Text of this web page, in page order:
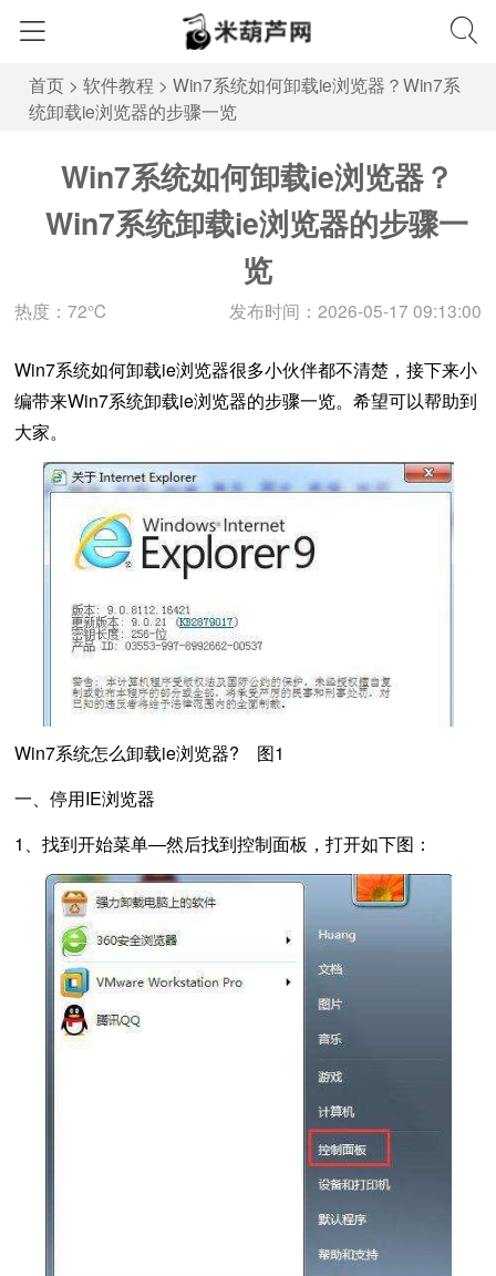
首页 > 软件教程 > Win7系统如何卸载ie浏览器？Win7系
统卸载ie浏览器的步骤一览
Win7系统如何卸载ie浏览器？
Win7系统卸载ie浏览器的步骤一
览
热度：72℃ 发布时间：2026-05-17 09:13:00
Win7系统如何卸载ie浏览器很多小伙伴都不清楚，接下来小
编带来Win7系统卸载ie浏览器的步骤一览。希望可以帮助到
大家。
Win7系统怎么卸载ie浏览器? 图1
一、停用IE浏览器
1、找到开始菜单—然后找到控制面板，打开如下图：